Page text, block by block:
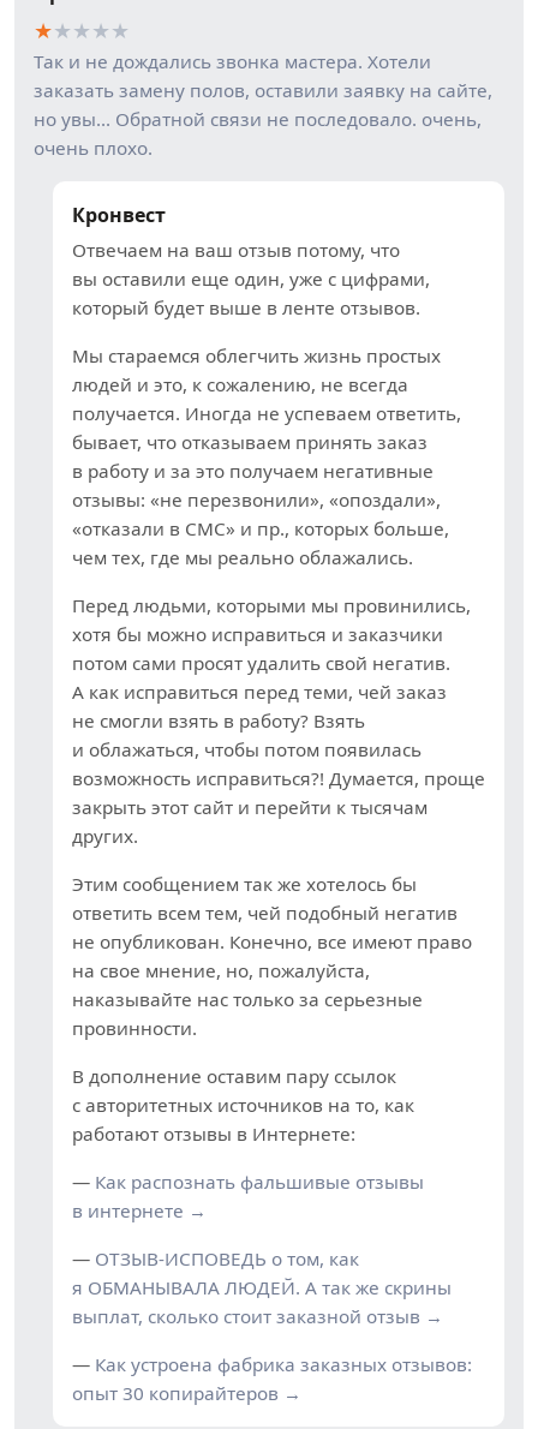
★★★★★
Так и не дождались звонка мастера. Хотели
заказать замену полов, оставили заявку на сайте,
но увы… Обратной связи не последовало. очень,
очень плохо.
Кронвест
Отвечаем на ваш отзыв потому, что
вы оставили еще один, уже с цифрами,
который будет выше в ленте отзывов.
Мы стараемся облегчить жизнь простых
людей и это, к сожалению, не всегда
получается. Иногда не успеваем ответить,
бывает, что отказываем принять заказ
в работу и за это получаем негативные
отзывы: «не перезвонили», «опоздали»,
«отказали в СМС» и пр., которых больше,
чем тех, где мы реально облажались.
Перед людьми, которыми мы провинились,
хотя бы можно исправиться и заказчики
потом сами просят удалить свой негатив.
А как исправиться перед теми, чей заказ
не смогли взять в работу? Взять
и облажаться, чтобы потом появилась
возможность исправиться?! Думается, проще
закрыть этот сайт и перейти к тысячам
других.
Этим сообщением так же хотелось бы
ответить всем тем, чей подобный негатив
не опубликован. Конечно, все имеют право
на свое мнение, но, пожалуйста,
наказывайте нас только за серьезные
провинности.
В дополнение оставим пару ссылок
с авторитетных источников на то, как
работают отзывы в Интернете:
— Как распознать фальшивые отзывы
в интернете →
— ОТЗЫВ-ИСПОВЕДЬ о том, как
я ОБМАНЫВАЛА ЛЮДЕЙ. А так же скрины
выплат, сколько стоит заказной отзыв →
— Как устроена фабрика заказных отзывов:
опыт 30 копирайтеров →